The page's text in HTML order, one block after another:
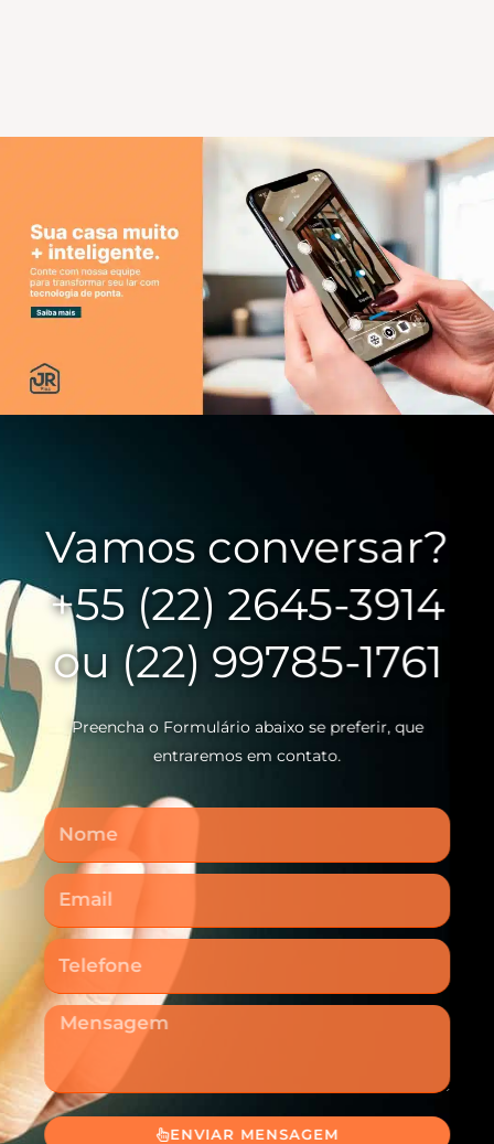
Vamos conversar?
+55 (22) 2645-3914
ou (22) 99785-1761
Preencha o Formulário abaixo se preferir, que
entraremos em contato.
Nome
Email
Telefone
Mensagem
ENVIAR MENSAGEM